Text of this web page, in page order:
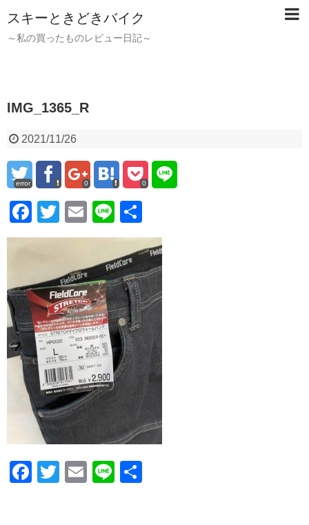
スキーときどきバイク
～私の買ったものレビュー日記～
IMG_1365_R
2021/11/26
error 0 0
F
a
e
b
o
o
k
T
wi
er
E
m
ail
Li
n
e
有
F
T
E
Li